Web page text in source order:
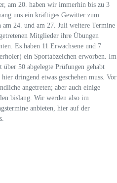
am 20. haben wir immerhin bis zu 3
uns ein kräftiges Gewitter zum
24. und am 27. Juli weitere Termine
Mitglieder ihre Übungen
Es haben 11 Erwachsene und 7
ein Sportabzeichen erworben. Im
50 abgelegte Prüfungen gehabt
dringend etwas geschehen muss. Vor
angetreten; aber auch einige
bislang. Wir werden also im
anbieten, hier auf der